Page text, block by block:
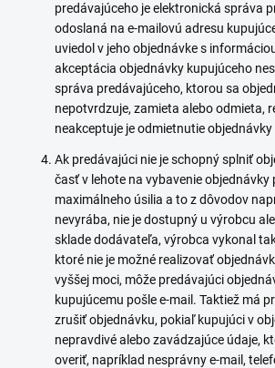
predávajúceho je elektronická správa
odoslaná na e-mailovú adresu
uviedol v jeho objednávke s
akceptácia objednávky kupujúceho
správa predávajúceho, ktorou sa
nepotvrdzuje, zamieta alebo odmieta,
neakceptuje je odmietnutie
Ak predávajúci nie je schopný splniť
časť v lehote na vybavenie objednávky
maximálneho úsilia a to z dôvodov
nevyrába, nie je dostupný u výrobcu
sklade dodávateľa, výrobca vykonal
ktoré nie je možné realizovať
vyššej moci, môže predávajúci
kupujúcemu pošle e-mail. Taktiež má
zrušiť objednávku, pokiaľ kupujúci v
nepravdivé alebo zavádzajúce údaje,
overiť, napríklad nesprávny e-mail,